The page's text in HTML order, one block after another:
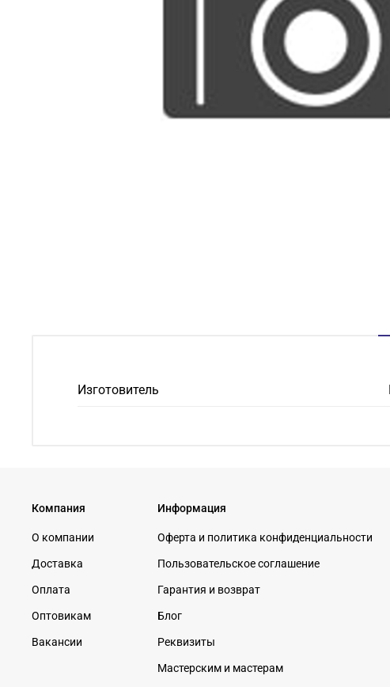
Изготовитель
Компания
О компании
Доставка
Оплата
Оптовикам
Вакансии
Информация
Оферта и политика конфиденциальности
Пользовательское соглашение
Гарантия и возврат
Блог
Реквизиты
Мастерским и мастерам